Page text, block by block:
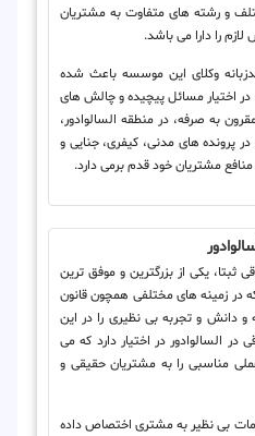
و رشته های متفاوت به مشتریان
را دارا می باشد.
وکلای این موسسه باعث شده
اختیار مسائل پیچیده و چالش های
به صرفه، در منطقه السالوادور،
پرونده های مدنی، کیفری، جنایی و
مشتریان خود قدم برمی دارد.
یکی از بزرگترین و موفق ترین
در زمینه های مختلفی همچون قانون
و دانش و تجربه بی نظیری را در این
در السالوادور در اختیار دارد که می
مناسبی را به مشتریان حقیقی و
بی نظیر به مشتری اختصاص داده